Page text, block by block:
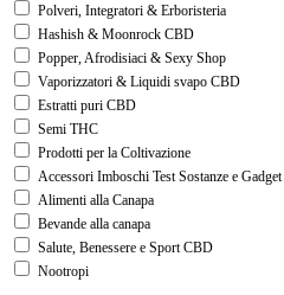
Polveri, Integratori & Erboristeria
Hashish & Moonrock CBD
Popper, Afrodisiaci & Sexy Shop
Vaporizzatori & Liquidi svapo CBD
Estratti puri CBD
Semi THC
Prodotti per la Coltivazione
Accessori Imboschi Test Sostanze e Gadget
Alimenti alla Canapa
Bevande alla canapa
Salute, Benessere e Sport CBD
Nootropi